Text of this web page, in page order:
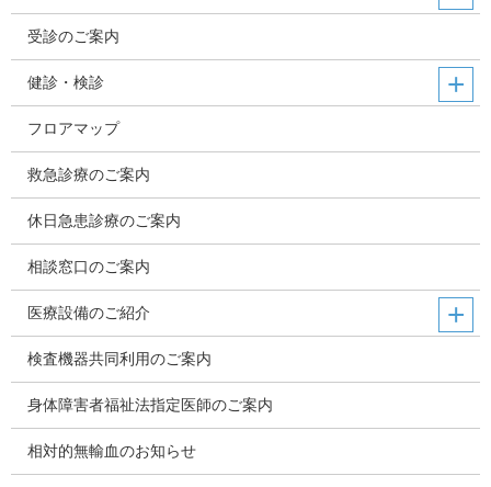
受診のご案内
健診・検診
フロアマップ
救急診療のご案内
休日急患診療のご案内
相談窓口のご案内
医療設備のご紹介
検査機器共同利用のご案内
身体障害者福祉法指定医師のご案内
相対的無輸血のお知らせ